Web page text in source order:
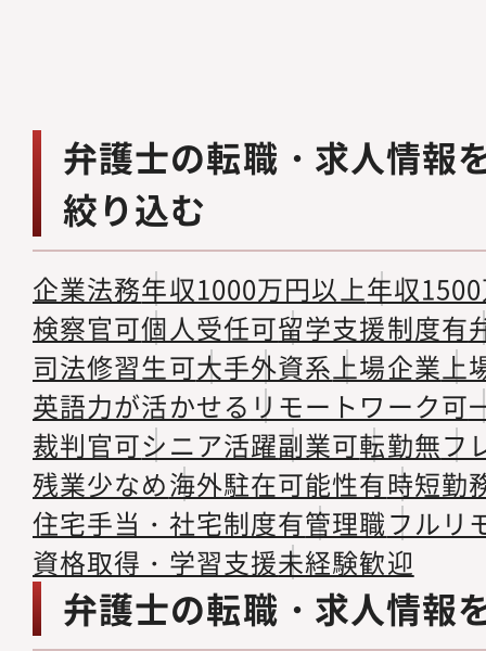
弁護士の転職・求人情報
絞り込む
企業法務年収1000万円以上年収
検察官可個人受任可留学支援制度有
司法修習生可大手外資系上場企業上
英語力が活かせる リモートワーク可
裁判官可シニア活躍副業可転勤無フ
残業少なめ海外駐在可能性有時短勤
住宅手当・社宅制度有管理職フルリ
資格取得・学習支援未経験歓迎
弁護士の転職・求人情報